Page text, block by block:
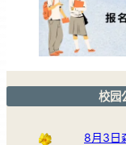
校园
8月3日